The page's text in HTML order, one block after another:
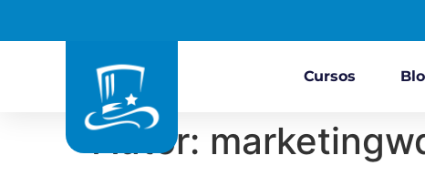
Cursos
Autor: